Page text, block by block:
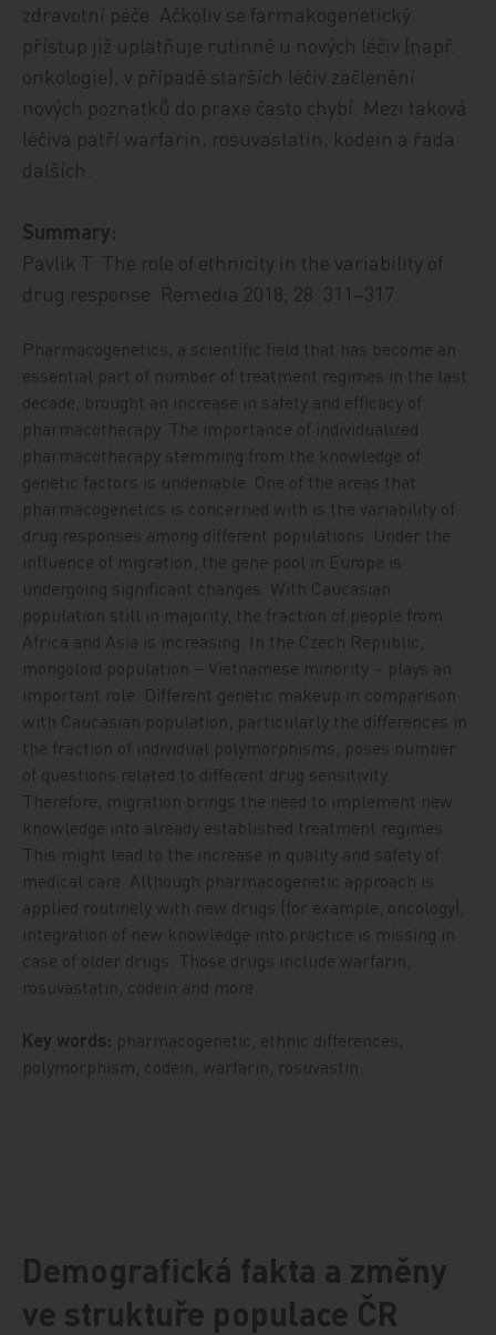
zdravotní péče. Ačkoliv se farmakogenetický
přístup již uplatňuje rutinně u nových léčiv (např.
onkologie), v případě starších léčiv začlenění
nových poznatků do praxe často chybí. Mezi taková
léčiva patří warfarin, rosuvastatin, kodein a řada
dalších.
Summary:
Pavlik T. The role of ethnicity in the variability of
drug response. Remedia 2018; 28: 311–317.
Pharmacogenetics, a scientific field that has become an
essential part of number of treatment regimes in the last
decade, brought an increase in safety and efficacy of
pharmacotherapy. The importance of individualized
pharmacotherapy stemming from the knowledge of
genetic factors is undeniable. One of the areas that
pharmacogenetics is concerned with is the variability of
drug responses among different populations. Under the
influence of migration, the gene pool in Europe is
undergoing significant changes. With Caucasian
population still in majority, the fraction of people from
Africa and Asia is increasing. In the Czech Republic,
mongoloid population – Vietnamese minority – plays an
important role. Different genetic makeup in comparison
with Caucasian population, particularly the differences in
the fraction of individual polymorphisms, poses number
of questions related to different drug sensitivity.
Therefore, migration brings the need to implement new
knowledge into already established treatment regimes.
This might lead to the increase in quality and safety of
medical care. Although pharmacogenetic approach is
applied routinely with new drugs (for example, oncology),
integration of new knowledge into practice is missing in
case of older drugs. Those drugs include warfarin,
rosuvastatin, codein and more.
Key words: pharmacogenetic, ethnic differences,
polymorphism, codein, warfarin, rosuvastin.
Demografická fakta a změny
ve struktuře populace ČR